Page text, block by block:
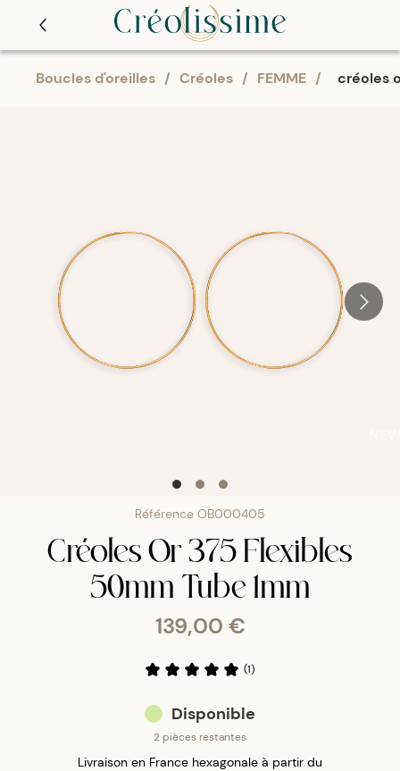
Boucles d'oreilles / Créoles / FEMME / créoles
Référence OB000405
Créoles Or 375 Flexibles
50mm Tube 1mm
139,00 €
(1)
Disponible
2 pièces restantes
Livraison en France hexagonale à partir du